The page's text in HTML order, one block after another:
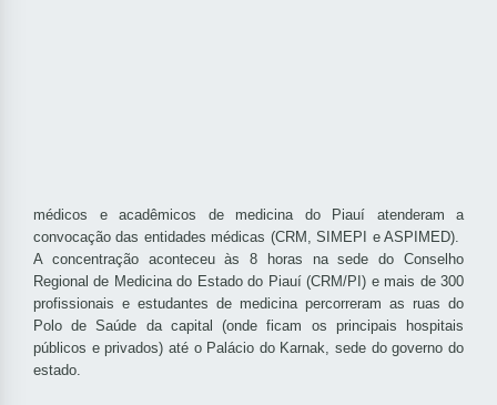
médicos e acadêmicos de medicina do Piauí atenderam a
convocação das entidades médicas (CRM, SIMEPI e ASPIMED).
A concentração aconteceu às 8 horas na sede do Conselho
Regional de Medicina do Estado do Piauí (CRM/PI) e mais de 300
profissionais e estudantes de medicina percorreram as ruas do
Polo de Saúde da capital (onde ficam os principais hospitais
públicos e privados) até o Palácio do Karnak, sede do governo do
estado.